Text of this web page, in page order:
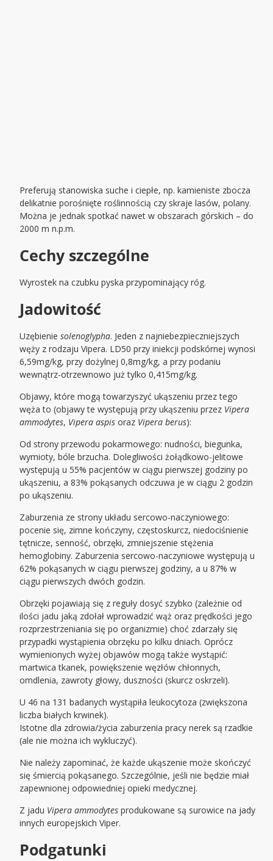
Preferują stanowiska suche i ciepłe, np. kamieniste zbocza
delikatnie porośnięte roślinnością czy skraje lasów, polany.
Można je jednak spotkać nawet w obszarach górskich – do
2000 m n.p.m.
Cechy szczególne
Wyrostek na czubku pyska przypominający róg.
Jadowitość
Uzębieniesolenoglypha. Jeden z najniebezpieczniejszych
węży z rodzaju Vipera. LD50 przy iniekcji podskórnej wynosi
6,59mg/kg, przy dożylnej 0,8mg/kg, a przy podaniu
wewnątrz-otrzewnowo już tylko 0,415mg/kg.
Objawy, które mogą towarzyszyć ukąszeniu przez tego
węża to (objawy te występują przy ukąszeniu przez Vipera
ammodytes, Vipera aspis oraz Vipera berus):
Od strony przewodu pokarmowego: nudności, biegunka,
wymioty, bóle brzucha. Dolegliwości żołądkowo-jelitowe
występują u 55% pacjentów w ciągu pierwszej godziny po
ukąszeniu, a 83% pokąsanych odczuwa je w ciągu 2 godzin
po ukąszeniu.
Zaburzenia ze strony układu sercowo-naczyniowego:
pocenie się, zimne kończyny, częstoskurcz, niedociśnienie
tętnicze, senność, obrzęki, zmniejszenie stężenia
hemoglobiny. Zaburzenia sercowo-naczyniowe występują u
62% pokąsanych w ciągu pierwszej godziny, a u 87% w
ciągu pierwszych dwóch godzin.
Obrzęki pojawiają się z reguły dosyć szybko (zależnie od
ilości jadu jaką zdołał wprowadzić wąż oraz prędkości jego
rozprzestrzeniania się po organizmie) choć zdarzały się
przypadki wystąpienia obrzęku po kilku dniach. Oprócz
wymienionych wyżej objawów mogą także wystąpić:
martwica tkanek, powiększenie węzłów chłonnych,
omdlenia, zawroty głowy, duszności (skurcz oskrzeli).
U 46 na 131 badanych wystąpiła leukocytoza (zwiększona
liczba białych krwinek).
Istotne dla zdrowia/życia zaburzenia pracy nerek są rzadkie
(ale nie można ich wykluczyć).
Nie należy zapominać, że każde ukąszenie może skończyć
się śmiercią pokąsanego. Szczególnie, jeśli nie będzie miał
zapewnionej odpowiedniej opieki medycznej.
Z jadu Vipera ammodytes produkowane są surowice na jady
innych europejskich Viper.
Podgatunki